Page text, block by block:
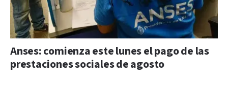
Anses: comienza este lunes el pago de las
prestaciones sociales de agosto